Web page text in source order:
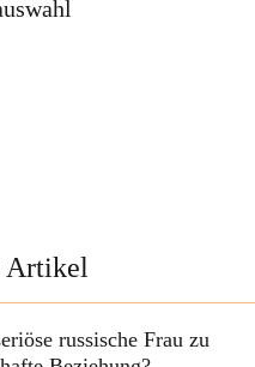
Artikel
russische Frau zu